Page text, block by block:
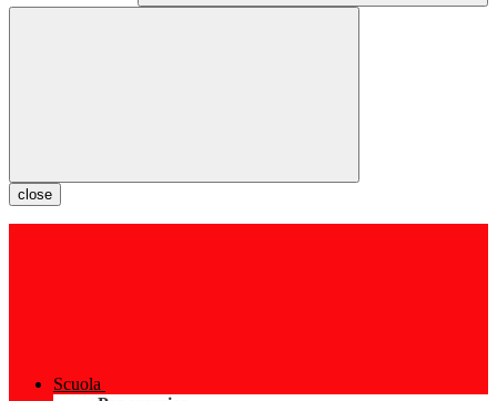
close
Scuola